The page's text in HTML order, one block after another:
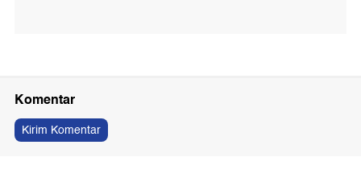
Komentar
Kirim Komentar